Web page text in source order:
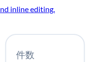
inline editing.
件数